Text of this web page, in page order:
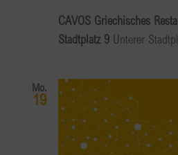
CAVOS Griechisches
Stadtplatz 9 Unterer
Mo.
19